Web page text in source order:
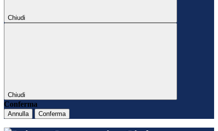
Chiudi
Chiudi
Conferma
Annulla Conferma